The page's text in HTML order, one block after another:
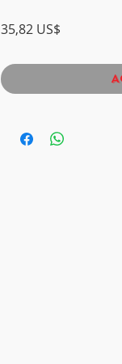
35,82 US$